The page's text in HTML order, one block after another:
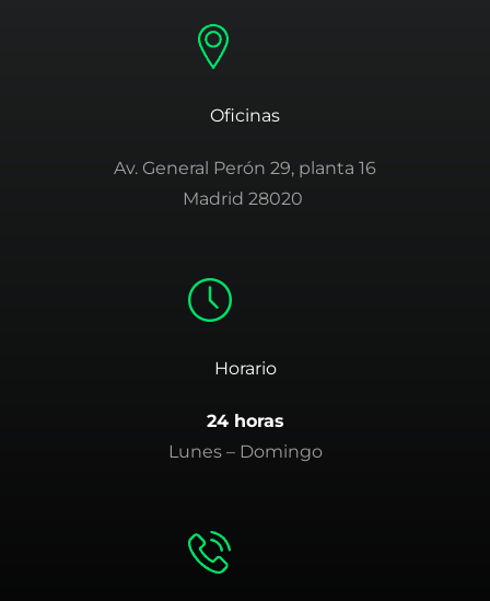
Oficinas
Av. General Perón 29, planta 16
Madrid 28020
Horario
24 horas
Lunes – Domingo